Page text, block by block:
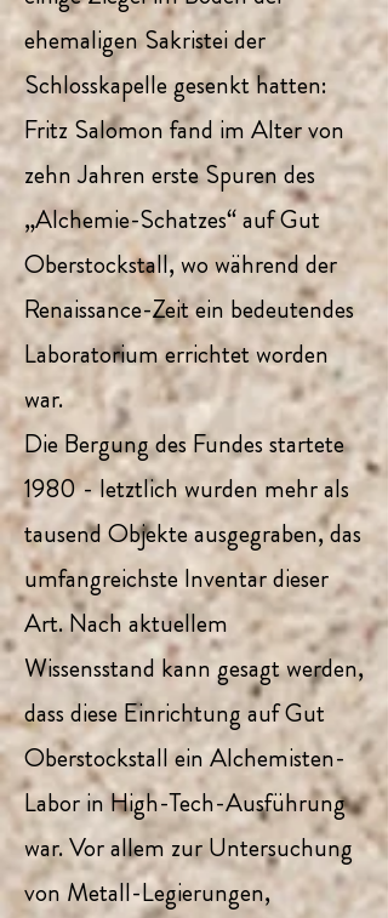
ehemaligen Sakristei der
Schlosskapelle gesenkt hatten:
Fritz Salomon fand im Alter von
zehn Jahren erste Spuren des
„Alchemie-Schatzes“ auf Gut
Oberstockstall, wo während der
Renaissance-Zeit ein bedeutendes
Laboratorium errichtet worden
war.
Die Bergung des Fundes startete
1980 - letztlich wurden mehr als
tausend Objekte ausgegraben, das
umfangreichste Inventar dieser
Art. Nach aktuellem
Wissensstand kann gesagt werden,
dass diese Einrichtung auf Gut
Oberstockstall ein Alchemisten-
Labor in High-Tech-Ausführung
war. Vor allem zur Untersuchung
von Metall-Legierungen,